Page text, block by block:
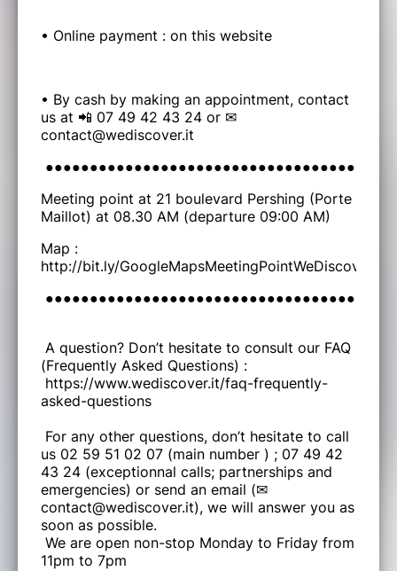
• Online payment : on this website
• By cash by making an appointment, contact
us at 📲 07 49 42 43 24 or ✉
contact@wediscover.it
Meeting point at 21 boulevard Pershing (Porte
Maillot) at 08.30 AM (departure 09:00 AM)
Map :
http://bit.ly/GoogleMapsMeetingPointWeDiscover
A question? Don’t hesitate to consult our FAQ
(Frequently Asked Questions) :
https://www.wediscover.it/faq-frequently-
asked-questions
For any other questions, don’t hesitate to call
us 02 59 51 02 07 (main number ) ; 07 49 42
43 24 (exceptionnal calls; partnerships and
emergencies) or send an email (✉
contact@wediscover.it), we will answer you as
soon as possible.
We are open non-stop Monday to Friday from
11pm to 7pm